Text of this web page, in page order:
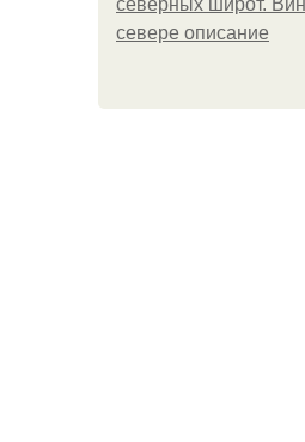
северных широт.
севере описание